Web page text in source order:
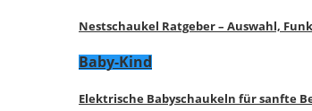
Nestschaukel Ratgeber – Auswahl,
Baby-Kind
Elektrische Babyschaukeln für sanfte